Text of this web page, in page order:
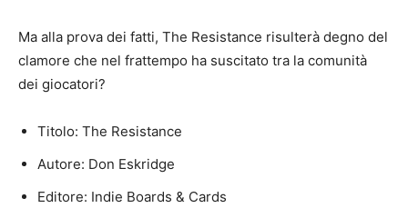
Ma alla prova dei fatti, The Resistance risulterà degno del
clamore che nel frattempo ha suscitato tra la comunità
dei giocatori?
Titolo: The Resistance
Autore: Don Eskridge
Editore: Indie Boards & Cards